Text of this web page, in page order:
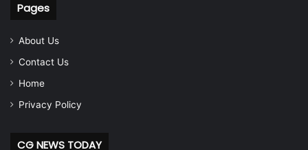
Pages
About Us
Contact Us
Home
Privacy Policy
CG NEWS TODAY